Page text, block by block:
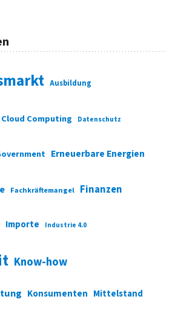
Ausbildung
Cloud Computing Datenschutz
Erneuerbare Energien
Fachkräftemangel Finanzen
Importe Industrie 4.0
Know-how
Konsumenten Mittelstand